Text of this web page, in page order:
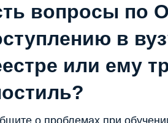
вопросы по
в
или ему
о проблемах при